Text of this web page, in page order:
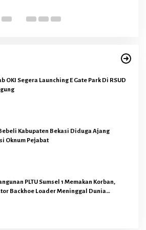
OKI Segera Launching E Gate Park Di RSUD
Kabupaten Bekasi Diduga Ajang
Oknum Pejabat
PLTU Sumsel 1 Memakan Korban,
Backhoe Loader Meninggal Dunia